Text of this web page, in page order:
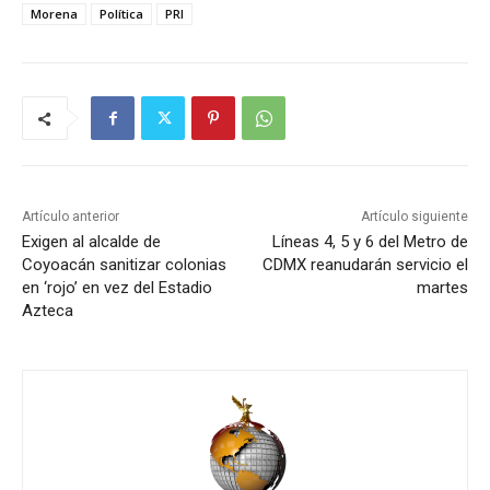
Morena
Política PRI
Artículo anterior
Exigen al alcalde de
Coyoacán sanitizar colonias
en ‘rojo’ en vez del Estadio
Azteca
Artículo siguiente
Líneas 4, 5 y 6 del Metro de
CDMX reanudarán servicio el
martes